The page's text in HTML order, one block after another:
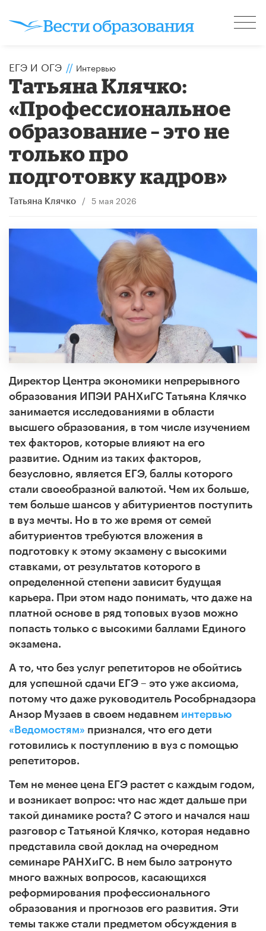
ЕГЭ И ОГЭ // Интервью
​Татьяна Клячко:
«Профессиональное
образование – это не
только про
подготовку кадров»
Татьяна Клячко / 5 мая 2026
Директор Центра экономики непрерывного
образования ИПЭИ РАНХиГС Татьяна Клячко
занимается исследованиями в области
высшего образования, в том числе изучением
тех факторов, которые влияют на его
развитие. Одним из таких факторов,
безусловно, является ЕГЭ, баллы которого
стали своеобразной валютой. Чем их больше,
тем больше шансов у абитуриентов поступить
в вуз мечты. Но в то же время от семей
абитуриентов требуются вложения в
подготовку к этому экзамену с высокими
ставками, от результатов которого в
определенной степени зависит будущая
карьера. При этом надо понимать, что даже на
платной основе в ряд топовых вузов можно
попасть только с высокими баллами Единого
экзамена.
А то, что без услуг репетиторов не обойтись
для успешной сдачи ЕГЭ – это уже аксиома,
потому что даже руководитель Рособрнадзора
Анзор Музаев в своем недавнем интервью
«Ведомостям» признался, что его дети
готовились к поступлению в вуз с помощью
репетиторов.
Тем не менее цена ЕГЭ растет с каждым годом,
и возникает вопрос: что нас ждет дальше при
такой динамике роста? С этого и начался наш
разговор с Татьяной Клячко, которая недавно
представила свой доклад на очередном
семинаре РАНХиГС. В нем было затронуто
много важных вопросов, касающихся
реформирования профессионального
образования и прогнозов его развития. Эти
темы также стали предметом обсуждения в